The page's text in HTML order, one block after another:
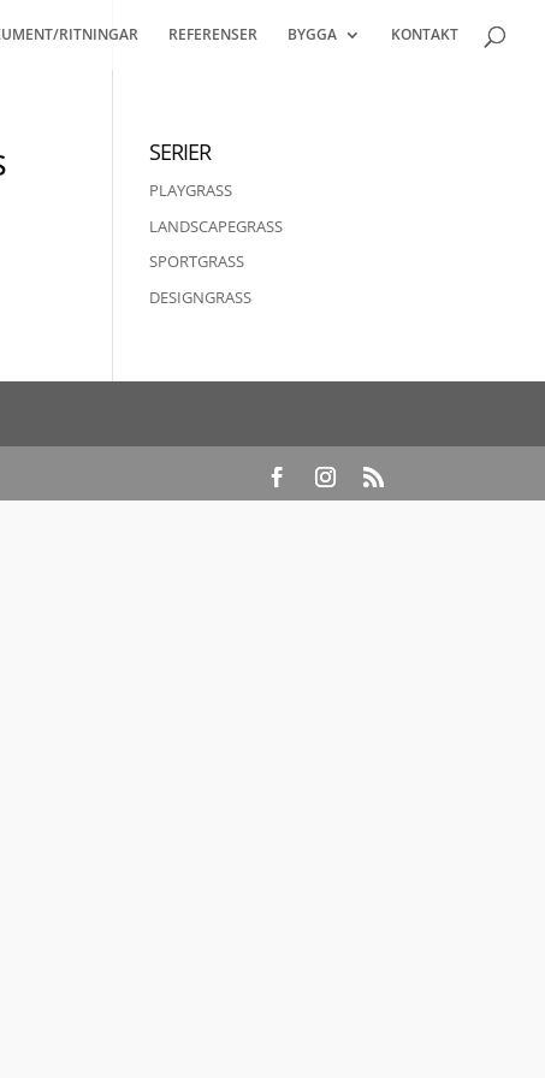
RITNINGAR REFERENSER BYGGA KONTAKT
SERIER
PLAYGRASS
LANDSCAPEGRASS
SPORTGRASS
DESIGNGRASS